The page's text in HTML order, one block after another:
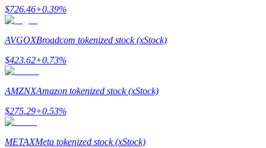
Stawianie
Wysokie zyski i natychmiastowy dostęp
$726.46+0.39%
AVGOXBroadcom tokenized stock (xStock)
$423.62+0.73%
AMZNXAmazon tokenized stock (xStock)
$275.29+0.53%
METAXMeta tokenized stock (xStock)